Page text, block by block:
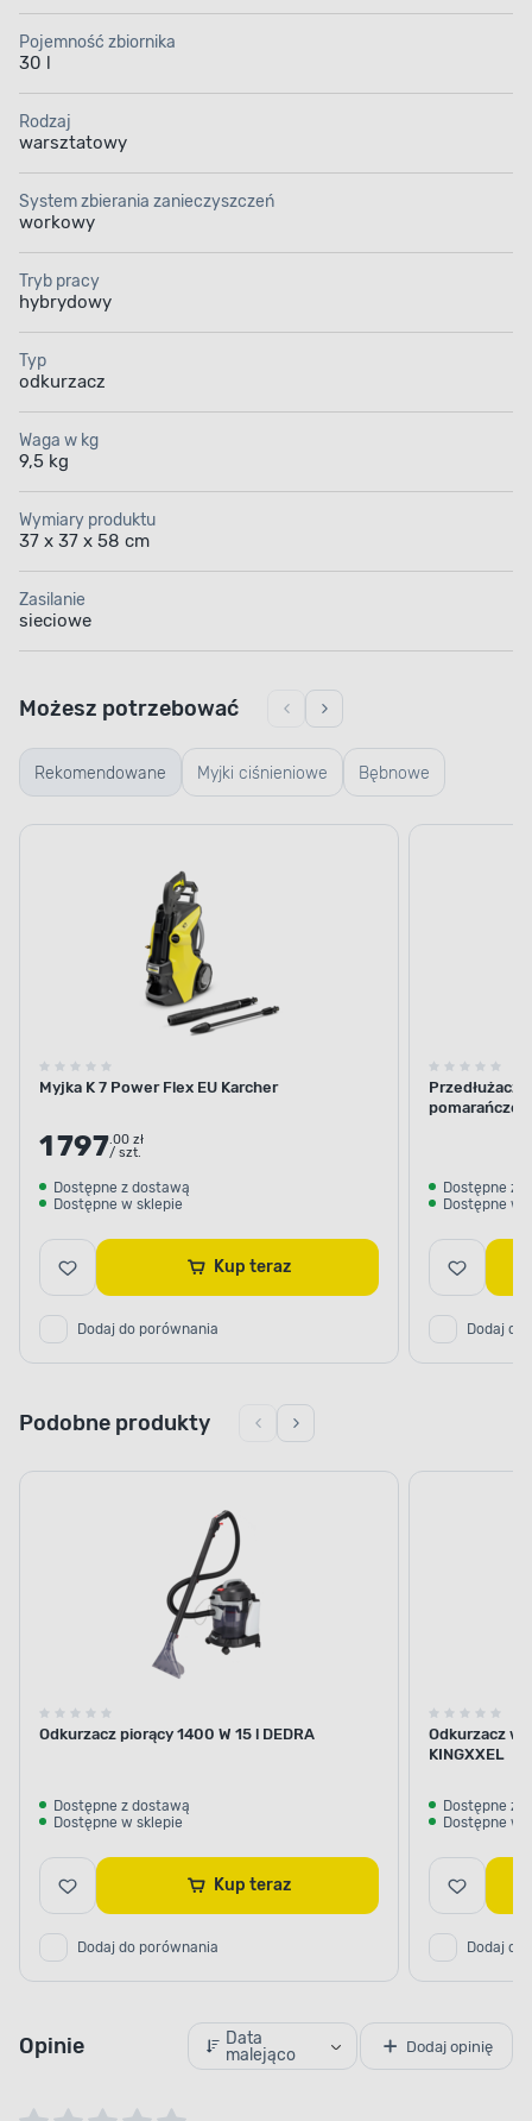
wymagających warunkach.Stworzony z myślą o
profesjonalistach, zapewnia niezawodność nawet przy
codziennym stosowaniu w trudnych środowiskach
remontowe.
Pojemność zbiornika
30 l
Rodzaj
warsztatowy
System zbierania zanieczyszczeń
workowy
Tryb pracy
hybrydowy
Typ
odkurzacz
Waga w kg
9,5 kg
Wymiary produktu
37 x 37 x 58 cm
Zasilanie
sieciowe
Rekomendowane Myjki ciśnieniowe Bębnowe
Możesz potrzebować
Myjka K 7 Power Flex EU Karcher
1 797.00 zł
/ szt.
Dostępne z dostawą
Dostępne w sklepie
Kup teraz
Dodaj do porównania
Przedłużacz
Dostępne z
Dostępne w
Dodaj do
Podobne produkty
Odkurzacz piorący 1400 W 15 l DEDRA
Dostępne z dostawą
Dostępne w sklepie
Kup teraz
Dodaj do porównania
Odkurzacz
KINGXXEL
Dostępne z
Dostępne w
Dodaj do
Opinie
Data
malejąco
Dodaj opinię